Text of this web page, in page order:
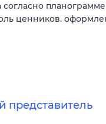
ценников.
представитель